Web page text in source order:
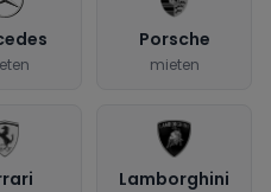
Porsche
mieten
Lamborghini